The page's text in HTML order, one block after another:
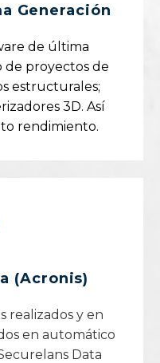
Generación
de última
de proyectos de
estructurales;
3D. Así
rendimiento.
(Acronis)
realizados y en
en automático
Data